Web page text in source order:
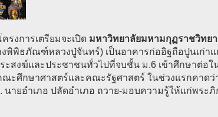
รงการเตรียมจะเปิด มหาวิทยาลัยมหามกุฏราชวิทย
พิธภัณฑ์หลวงปู่จันทร์) เป็นอาคารก่ออิฐถือปูนเก่าแ
ระสงฆ์และประชาชนทั่วไปที่จบชั้น ม.6 เข้าศึกษาต่อ
ะศึกษาศาสตร์และคณะรัฐศาสตร์ ในช่วงแรกคาดว่
นายอำเภอ ปลัดอำเภอ ถวาย-มอบความรู้ให้แก่พระ